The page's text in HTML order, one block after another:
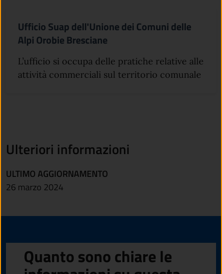
Ufficio Suap dell'Unione dei Comuni delle
Alpi Orobie Bresciane
L’ufficio si occupa delle pratiche relative alle
attività commerciali sul territorio comunale
Ulteriori informazioni
ULTIMO AGGIORNAMENTO
26 marzo 2024
Quanto sono chiare le